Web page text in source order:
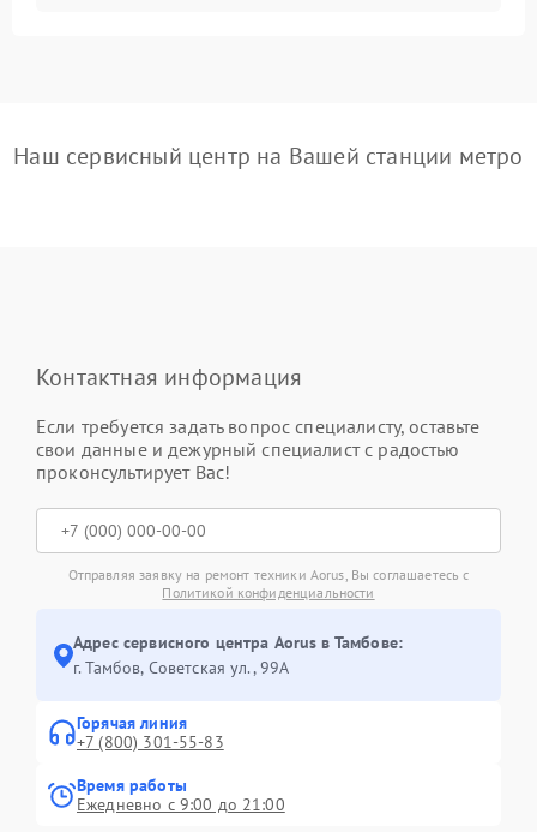
Наш сервисный центр на Вашей станции метро
Контактная информация
Если требуется задать вопрос специалисту, оставьте
свои данные и дежурный специалист с радостью
проконсультирует Вас!
Отправляя заявку на ремонт техники Aorus, Вы соглашаетесь с
Политикой конфиденциальности
Адрес сервисного центра Aorus в Тамбове:
г. Тамбов, Советская ул., 99А
Горячая линия
+7 (800) 301-55-83
Время работы
Ежедневно с 9:00 до 21:00